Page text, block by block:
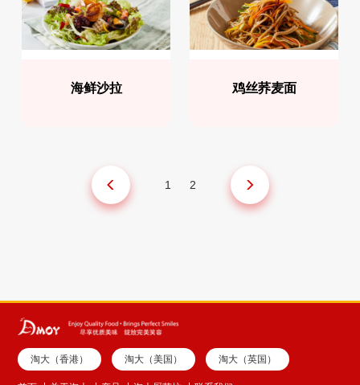
海鲜沙拉 鸡丝荞麦面
1 2
淘大（香港） 淘大（美国） 淘大（英国）